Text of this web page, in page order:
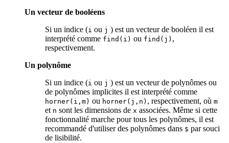
Un vecteur de booléens
Si un indice (i ou j ) est un vecteur de booléen il est
interprété comme find(i) ou find(j) ,
respectivement.
Un polynôme
Si un indice (i ou j ) est un vecteur de polynômes ou
de polynômes implicites il est interprété comme
horner(i,m) ou horner(j,n) , respectivement, où m
et n sont les dimensions de x associées. Même si cette
fonctionnalité marche pour tous les polynômes, il est
recommandé d'utiliser des polynômes dans $ par souci
de lisibilité.